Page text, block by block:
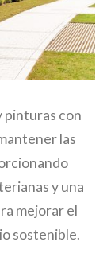
pinturas con
las
y una
mejorar el
sostenible.